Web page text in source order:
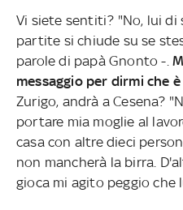
Vi siete sentiti? "No, lui
partite si chiude su se
parole di papà Gnonto -.
messaggio per dirmi che
Zurigo, andrà a Cesena?
portare mia moglie al
casa con altre dieci
non mancherà la birra.
gioca mi agito peggio che